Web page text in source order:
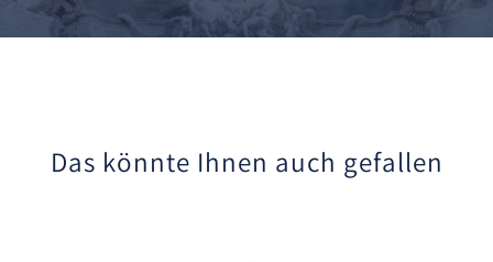
Das könnte Ihnen auch gefallen